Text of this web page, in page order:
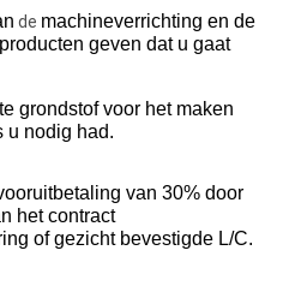
de machineverrichting en de
geven dat u gaat
grondstof voor het maken
u nodig had.
van 30% door
het contract
of gezicht bevestigde L/C.